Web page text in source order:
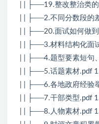
| | ├──19.整改整治类
| | ├──2.不同分数段的
| | ├──20.面试如何做
| | ├──3.材料结构化面
| | ├──4.题型要素短句
| | ├──5.话题素材.pdf
| | ├──6.各地政府经验
| | ├──7.干部类型.pdf
| | ├──8.人物素材.pdf